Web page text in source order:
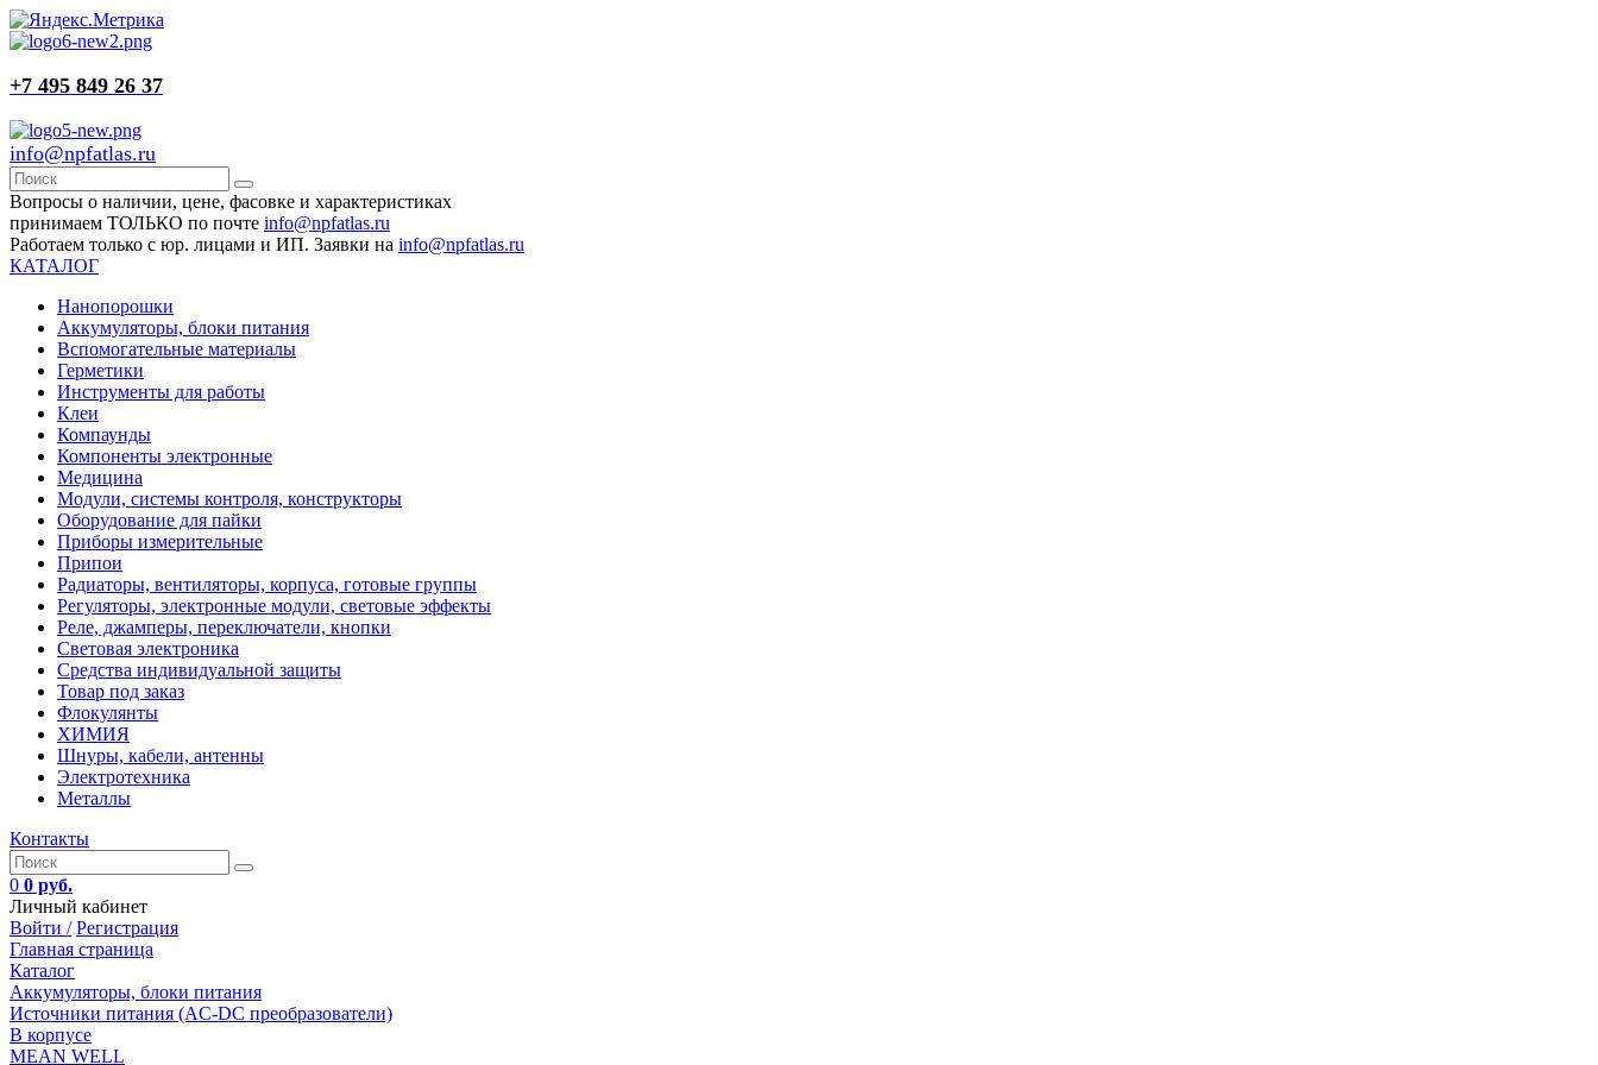
+7 495 849 26 37
info@npfatlas.ru
Вопросы о наличии, цене, фасовке и характеристиках
принимаем ТОЛЬКО по почте info@npfatlas.ru
Работаем только с юр. лицами и ИП. Заявки на info@npfatlas.ru
КАТАЛОГ
Нанопорошки
Аккумуляторы, блоки питания
Вспомогательные материалы
Герметики
Инструменты для работы
Клеи
Компаунды
Компоненты электронные
Медицина
Модули, системы контроля, конструкторы
Оборудование для пайки
Приборы измерительные
Припои
Радиаторы, вентиляторы, корпуса, готовые группы
Регуляторы, электронные модули, световые эффекты
Реле, джамперы, переключатели, кнопки
Световая электроника
Средства индивидуальной защиты
Товар под заказ
Флокулянты
ХИМИЯ
Шнуры, кабели, антенны
Электротехника
Металлы
Контакты
0 0 руб.
Личный кабинет
Войти / Регистрация
Главная страница
Каталог
Аккумуляторы, блоки питания
Источники питания (AC-DC преобразователи)
В корпусе
MEAN WELL